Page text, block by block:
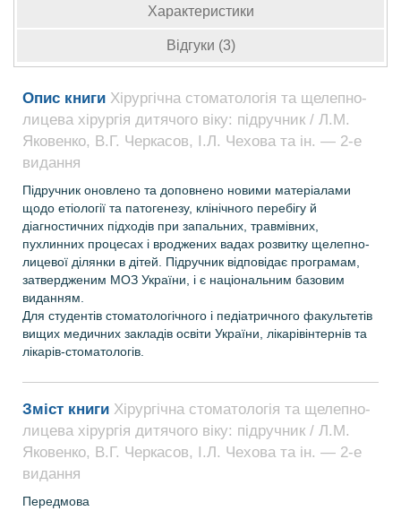
Характеристики
Відгуки (3)
Опис книги Хірургічна стоматологія та щелепно-
лицева хірургія дитячого віку: підручник / Л.М.
Яковенко, В.Г. Черкасов, І.Л. Чехова та ін. — 2-е
видання
Підручник оновлено та доповнено новими матеріалами
щодо етіології та патогенезу, клінічного перебігу й
діагностичних підходів при запальних, травмівних,
пухлинних процесах і вроджених вадах розвитку щелепно­
лицевої ділянки в дітей. Підручник відповідає програмам,
затвердженим МОЗ України, і є національним базовим
виданням.
Для студентів стоматологічного і педіатричного факультетів
вищих медичних закладів освіти України, лікарів­інтернів та
лікарів­-стоматологів.
Зміст книги Хірургічна стоматологія та щелепно-
лицева хірургія дитячого віку: підручник / Л.М.
Яковенко, В.Г. Черкасов, І.Л. Чехова та ін. — 2-е
видання
Передмова